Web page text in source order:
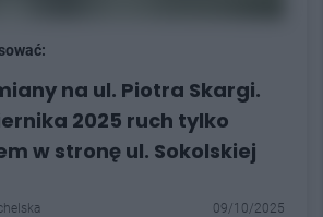
na ul. Piotra Skargi.
2025 ruch tylko
w stronę ul. Sokolskiej
09/10/2025